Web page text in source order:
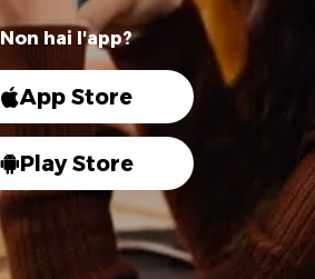
Non hai l'app?
App Store
Play Store